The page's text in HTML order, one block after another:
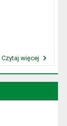
Czytaj więcej